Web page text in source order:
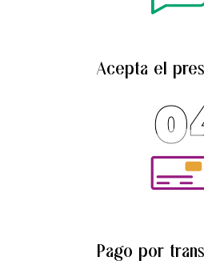
Acepta el
Pago por